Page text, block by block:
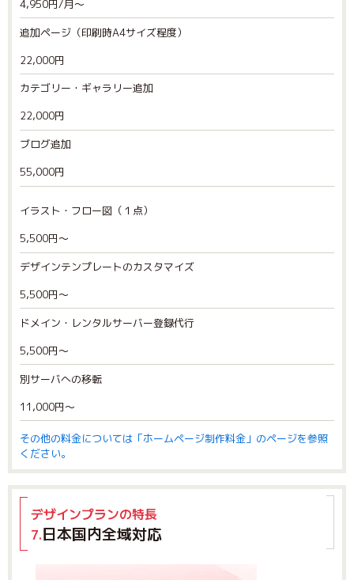
4,950円/月～
追加ページ（印刷時A4サイズ程度）
22,000円
カテゴリー・ギャラリー追加
22,000円
ブログ追加
55,000円
イラスト・フロー図（１点）
5,500円～
デザインテンプレートのカスタマイズ
5,500円～
ドメイン・レンタルサーバー登録代行
5,500円～
別サーバへの移転
11,000円～
その他の料金については「ホームページ制作料金」のページを参照
ください。
デザインプランの特長
7.日本国内全域対応